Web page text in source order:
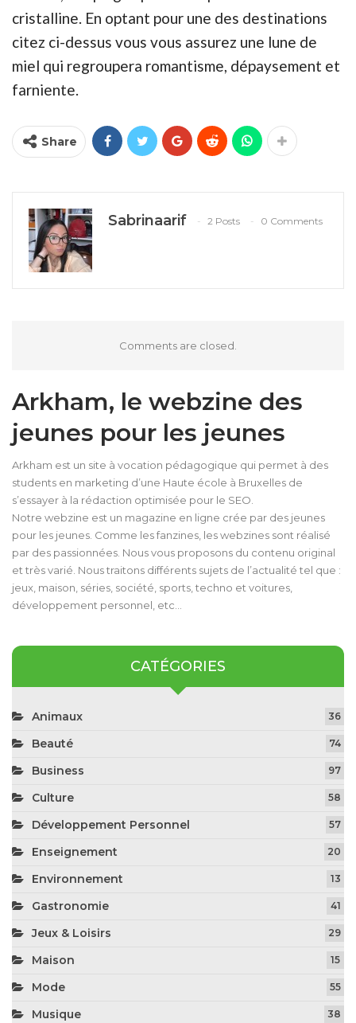
cristalline. En optant pour une des destinations
citez ci-dessus vous vous assurez une lune de
miel qui regroupera romantisme, dépaysement et
farniente.
Share
Sabrinaarif 2 Posts 0 Comments
Comments are closed.
Arkham, le webzine des
jeunes pour les jeunes
Arkham est un site à vocation pédagogique qui permet à des
students en marketing d’une Haute école à Bruxelles de
s’essayer à la rédaction optimisée pour le SEO.
Notre webzine est un magazine en ligne crée par des jeunes
pour les jeunes. Comme les fanzines, les webzines sont réalisé
par des passionnées. Nous vous proposons du contenu original
et très varié. Nous traitons différents sujets de l’actualité tel que :
jeux, maison, séries, société, sports, techno et voitures,
développement personnel, etc…
CATÉGORIES
Animaux 36
Beauté 74
Business 97
Culture 58
Développement Personnel 57
Enseignement 20
Environnement 13
Gastronomie 41
Jeux & Loisirs 29
Maison 15
Mode 55
Musique 38